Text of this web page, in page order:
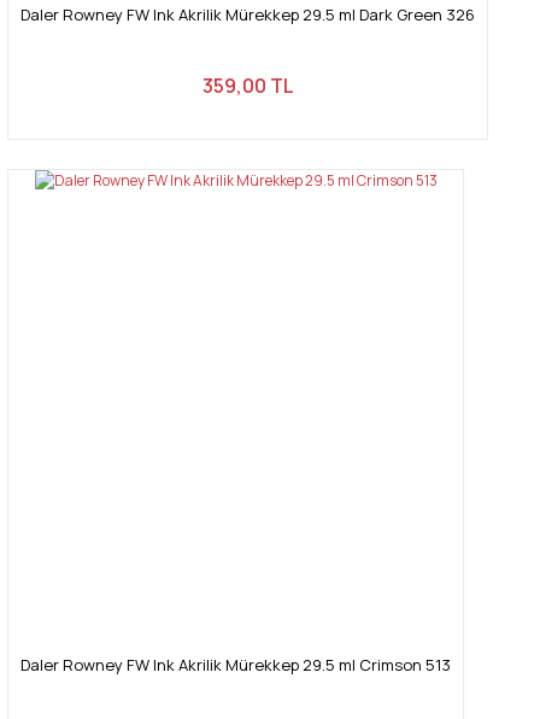
Daler Rowney FW Ink Akrilik Mürekkep 29.5 ml Dark Green 326
359,00 TL
Daler Rowney FW Ink Akrilik Mürekkep 29.5 ml Crimson 513